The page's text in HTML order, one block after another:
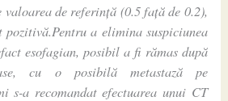
valoarea de referință (0.5 față de 0.2),
a elimina suspiciunea
esofagian, posibil a fi rămas după
cu o posibilă metastază pe
s-a recomandat efectuarea unui CT